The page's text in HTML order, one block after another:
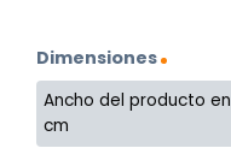
Dimensiones
Ancho del producto en
cm